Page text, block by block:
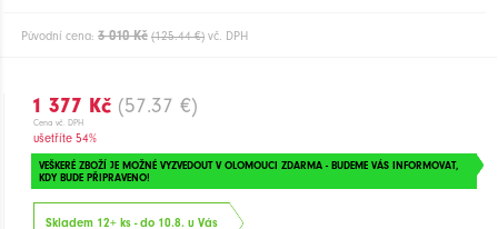
Původní cena: 3 010 Kč (125.44 €) vč. DPH
1 377 Kč (57.37 €)
Cena vč. DPH
ušetříte 54%
VEŠKERÉ ZBOŽÍ JE MOŽNÉ VYZVEDOUT V OLOMOUCI ZDARMA - BUDEME VÁS INFORMOVAT,
KDY BUDE PŘIPRAVENO!
Skladem 12+ ks - do 10.8. u Vás